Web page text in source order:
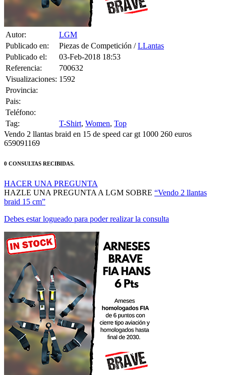
Publicado en:
Piezas de Competición /
Publicado el:
03-Feb-2018 18:53
Referencia:
700632
Visualizaciones:
1592
Provincia:
Pais:
Teléfono:
Tag:
Vendo 2 llantas braid en 15 de speed car gt 1000 260 euros
659091169
HAZLE UNA PREGUNTA A LGM SOBRE
braid 15 cm”
Debes estar logueado para poder realizar la consulta